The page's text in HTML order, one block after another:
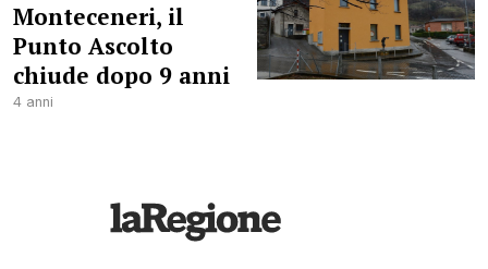
Monteceneri, il
Punto Ascolto
chiude dopo 9 anni
4 anni